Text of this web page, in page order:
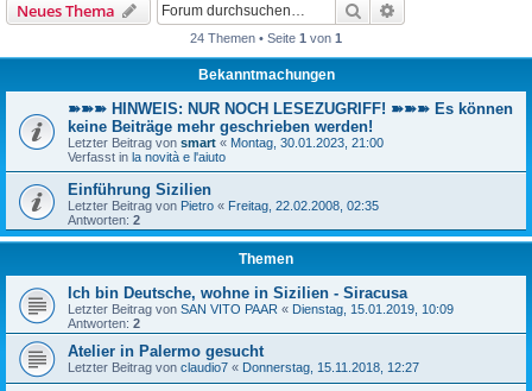
Neues Thema Suche
24 Themen • Seite 1 von 1
Bekanntmachungen
➽➽➽ HINWEIS: NUR NOCH LESEZUGRIFF! ➽➽➽ Es können
keine Beiträge mehr geschrieben werden!
Letzter Beitrag von smart « Montag, 30.01.2023, 21:00
Verfasst in la novità e l'aiuto
Einführung Sizilien
Letzter Beitrag von Pietro « Freitag, 22.02.2008, 02:35
Antworten: 2
Themen
Ich bin Deutsche, wohne in Sizilien - Siracusa
Letzter Beitrag von SAN VITO PAAR « Dienstag, 15.01.2019, 10:09
Antworten: 2
Atelier in Palermo gesucht
Letzter Beitrag von claudio7 « Donnerstag, 15.11.2018, 12:27